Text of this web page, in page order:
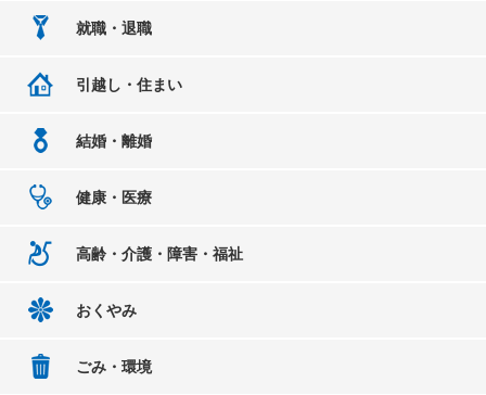
就職・退職
引越し・住まい
結婚・離婚
健康・医療
高齢・介護・障害・福祉
おくやみ
ごみ・環境